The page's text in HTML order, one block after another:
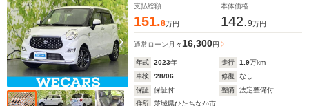
LED
支払総額
151.8万円
本体価格
142.9万円
通常ローン 月々 16,300円
年式 2023年 走行 1.9万km
車検
'28/06 修復
なし
保証
保証付 整備
法定整備付
住所
茨城県ひたちなか市